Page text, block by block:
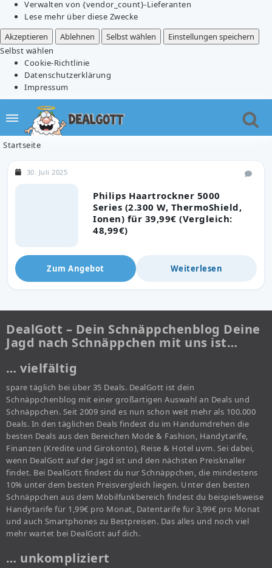
Verwalten von {vendor_count}-Lieferanten
Lese mehr über diese Zwecke
Akzeptieren
Ablehnen Selbst wählen
Einstellungen speichern
Selbst wählen
Cookie-Richtlinie
Datenschutzerklärung
Impressum
Startseite
Philips Haartrockner 5000
Series (2.300 W, ThermoShield,
Ionen) für 39,99€ (Vergleich:
48,99€)
30. Juli 2025
Zum Angebot Weiterlesen
DealGott – Dein Schnäppchenblog Deine
Jagd nach Schnäppchen mit uns ist…
… vielfältig
spare täglich bei über 35 Deals. DealGott ist dein
Schnäppchenblog mit einer großartigen Auswahl an Deals und
Schnäppchen. Seit 2009 sind es nun schon weit mehr als 100.000
Deals. In den täglichen Deals findest du im Handumdrehen die
besten Deals aus den Bereichen Mode & Fashion, Handytarife,
Finanzen (Kredite und Girokonto), Reise & Hotel uvm. Sei dabei,
wenn DealGott auf der Jagd ist und den nächsten Preisknaller
findet. Bei DealGott findest du nur Schnäppchen, die mindestens
10% unter dem besten Preisvergleich liegen. Unter den besten
Schnäppchen aus dem Mobilfunkbereich findest du beispielsweise
Handytarife für 1,99€ pro Monat, Datentarife für 3,99€ pro Monat
und auch Smartphones zu Bestpreisen. Das alles und noch viel
mehr wartet bei DealGott auf dich.
… unkompliziert